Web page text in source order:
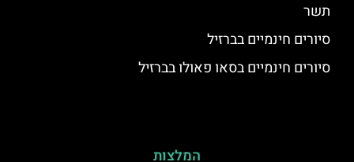
תשר
סיורים חינמיים בברזיל
סיורים חינמיים בסאו פאולו בברזיל
המלצות